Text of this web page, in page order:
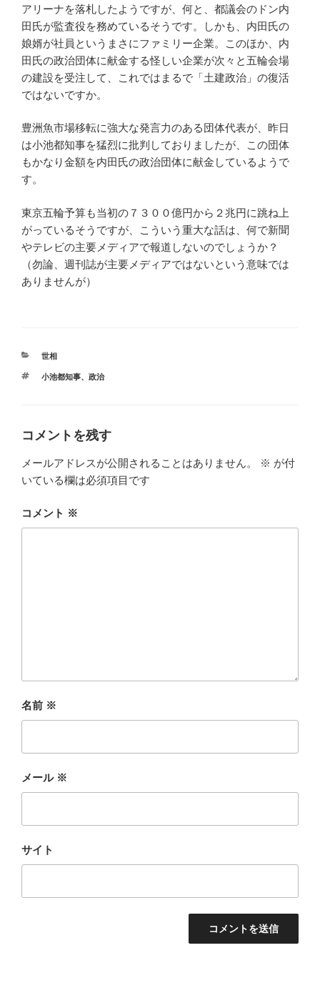
アリーナを落札したようですが、何と、都議会のドン内
田氏が監査役を務めているそうです。しかも、内田氏の
娘婿が社員というまさにファミリー企業。このほか、内
田氏の政治団体に献金する怪しい企業が次々と五輪会場
の建設を受注して、これではまるで「土建政治」の復活
ではないですか。
豊洲魚市場移転に強大な発言力のある団体代表が、昨日
は小池都知事を猛烈に批判しておりましたが、この団体
もかなり金額を内田氏の政治団体に献金しているようで
す。
東京五輪予算も当初の７３００億円から２兆円に跳ね上
がっているそうですが、こういう重大な話は、何で新聞
やテレビの主要メディアで報道しないのでしょうか？
（勿論、週刊誌が主要メディアではないという意味では
ありませんが）
カ
ゴ
世相
タ
小池都知事、 政治
コメントを残す
メールアドレスが公開されることはありません。 ※ が付
いている欄は必須項目です
コメント ※
名前 ※
メール ※
サイト